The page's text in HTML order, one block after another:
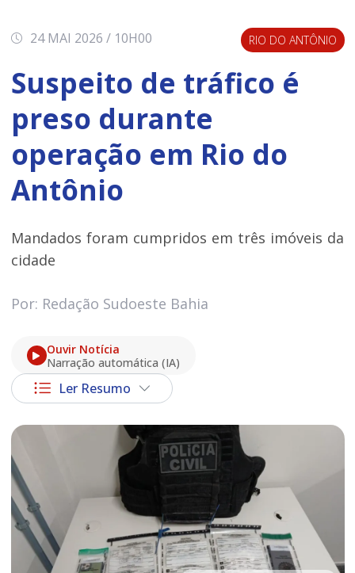
24 MAI 2026 / 10H00 RIO DO ANTÔNIO
Suspeito de tráfico é
preso durante
operação em Rio do
Antônio
Mandados foram cumpridos em três imóveis da
cidade
Por: Redação Sudoeste Bahia
Ouvir Notícia
Narração automática (IA)
Ler Resumo